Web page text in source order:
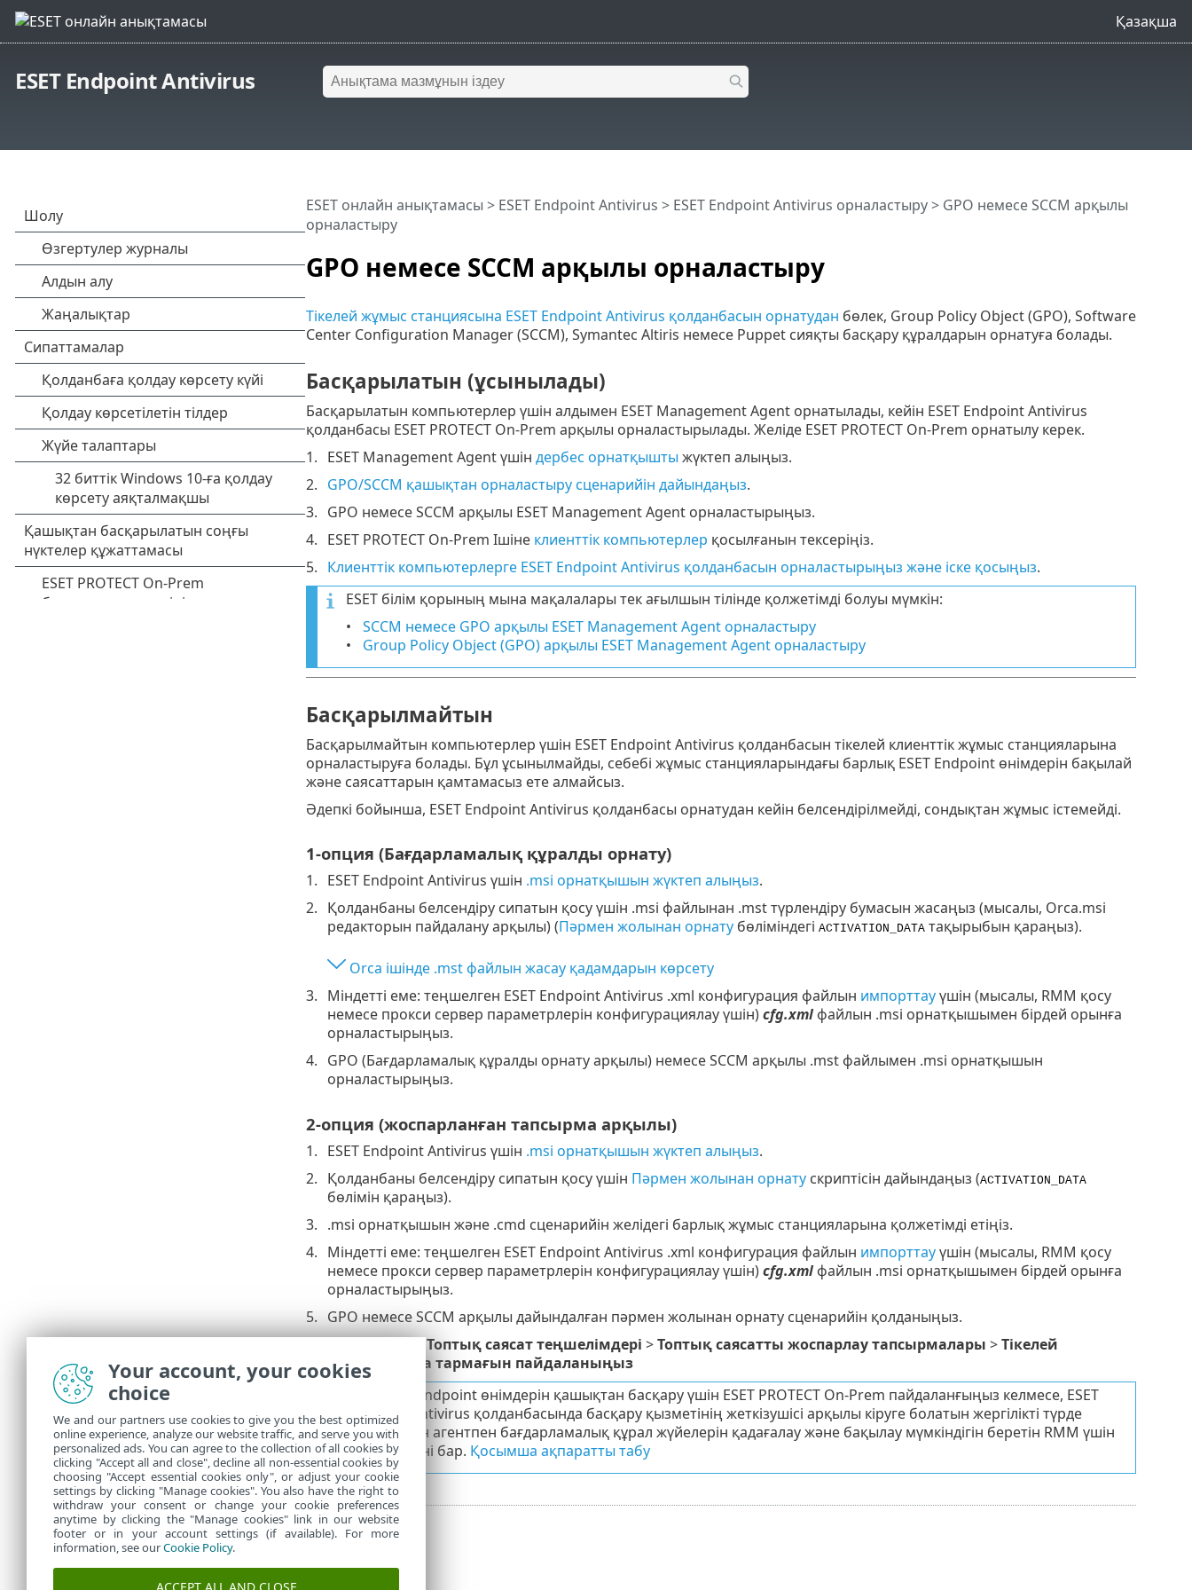
Қазақша
ESET Endpoint Antivirus
GPO немесе SCCM арқылы орналастыру
ESET онлайн анықтамасы > ESET Endpoint Antivirus > ESET Endpoint Antivirus орналастыру > GPO немесе SCCM арқылы
орналастыру
Тікелей жұмыс станциясына ESET Endpoint Antivirus қолданбасын орнатудан бөлек, Group Policy Object (GPO), Software
Center Configuration Manager (SCCM), Symantec Altiris немесе Puppet сияқты басқару құралдарын орнатуға болады.
Басқарылатын (ұсынылады)
Басқарылатын компьютерлер үшін алдымен ESET Management Agent орнатылады, кейін ESET Endpoint Antivirus
қолданбасы ESET PROTECT On-Prem арқылы орналастырылады. Желіде ESET PROTECT On-Prem орнатылу керек.
ESET Management Agent үшін дербес орнатқышты жүктеп алыңыз.
GPO/SCCM қашықтан орналастыру сценарийін дайындаңыз.
GPO немесе SCCM арқылы ESET Management Agent орналастырыңыз.
ESET PROTECT On-Prem Ішіне клиенттік компьютерлер қосылғанын тексеріңіз.
Клиенттік компьютерлерге ESET Endpoint Antivirus қолданбасын орналастырыңыз және іске қосыңыз.
ESET білім қорының мына мақалалары тек ағылшын тілінде қолжетімді болуы мүмкін:
SCCM немесе GPO арқылы ESET Management Agent орналастыру
Group Policy Object (GPO) арқылы ESET Management Agent орналастыру
Басқарылмайтын
Басқарылмайтын компьютерлер үшін ESET Endpoint Antivirus қолданбасын тікелей клиенттік жұмыс станцияларына
орналастыруға болады. Бұл ұсынылмайды, себебі жұмыс станцияларындағы барлық ESET Endpoint өнімдерін бақылай
және саясаттарын қамтамасыз ете алмайсыз.
Әдепкі бойынша, ESET Endpoint Antivirus қолданбасы орнатудан кейін белсендірілмейді, сондықтан жұмыс істемейді.
1-опция (Бағдарламалық құралды орнату)
ESET Endpoint Antivirus үшін .msi орнатқышын жүктеп алыңыз.
Қолданбаны белсендіру сипатын қосу үшін .msi файлынан .mst түрлендіру бумасын жасаңыз (мысалы, Orca.msi
редакторын пайдалану арқылы) (Пәрмен жолынан орнатубөліміндегі ACTIVATION_DATAтақырыбын қараңыз).
Orca ішінде .mst файлын жасау қадамдарын көрсету
Міндетті еме: теңшелген ESET Endpoint Antivirus .xml конфигурация файлын импорттауүшін (мысалы, RMM қосу
немесе прокси сервер параметрлерін конфигурациялау үшін)cfg.xmlфайлын .msi орнатқышымен бірдей орынға
орналастырыңыз.
GPO (Бағдарламалық құралды орнату арқылы) немесе SCCM арқылы .mst файлымен .msi орнатқышын
орналастырыңыз.
2-опция (жоспарланған тапсырма арқылы)
ESET Endpoint Antivirus үшін .msi орнатқышын жүктеп алыңыз.
Қолданбаны белсендіру сипатын қосу үшін Пәрмен жолынан орнатускриптісін дайындаңыз (ACTIVATION_DATA
бөлімін қараңыз).
.msi орнатқышын және .cmd сценарийін желідегі барлық жұмыс станцияларына қолжетімді етіңіз.
Міндетті еме: теңшелген ESET Endpoint Antivirus .xml конфигурация файлын импорттауүшін (мысалы, RMM қосу
немесе прокси сервер параметрлерін конфигурациялау үшін)cfg.xmlфайлын .msi орнатқышымен бірдей орынға
орналастырыңыз.
GPO немесе SCCM арқылы дайындалған пәрмен жолынан орнату сценарийін қолданыңыз.
GPO үшінТоптық саясат теңшелімдері >Топтық саясатты жоспарлау тапсырмалары >Тікелей
тапсырма тармағын пайдаланыңыз
Егер ESET Endpoint өнімдерін қашықтан басқару үшін ESET PROTECT On-Prem пайдаланғыңыз келмесе, ESET
Endpoint Antivirus қолданбасында басқару қызметінің жеткізушісі арқылы кіруге болатын жергілікті түрде
орнатылған агентпен бағдарламалық құрал жүйелерін қадағалау және бақылау мүмкіндігін беретін RMM үшін
ESET плагині бар. Қосымша ақпаратты табу
Your account, your cookies
choice
We and our partners use cookies to give you the best optimized
online experience, analyze our website traffic, and serve you with
personalized ads. You can agree to the collection of all cookies by
clicking "Accept all and close", decline all non-essential cookies by
choosing "Accept essential cookies only", or adjust your cookie
settings by clicking "Manage cookies". You also have the right to
withdraw your consent or change your cookie preferences
anytime by clicking the "Manage cookies" link in our website
footer or in your account settings (if available). For more
information, see ourCookie Policy.